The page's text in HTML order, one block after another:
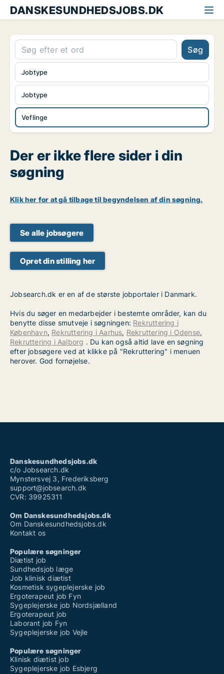
DANSKESUNDHEDSJOBS.DK
Søg
Jobtype
Veflinge
Jobtype
Der er ikke flere sider i din
søgning
Klik her for at gå tilbage til begyndelsen af din søgning.
Se alle jobsøgere
Opret din stilling her
Jobsearch.dk er en af de største jobportaler i Danmark.
Hvis du søger en medarbejder i bestemte områder, kan du
benytte disse smutveje i søgningen: Rekruttering i
København, Rekruttering i Aarhus, Rekruttering i Odense,
Rekruttering i Aalborg . Du kan også altid lave en søgning
efter jobsøgere ved at klikke på "Rekruttering" i menuen
herover. God fornøjelse.
Danskesundhedsjobs.dk
c/o Jobsearch.dk
Mynstersvej 3, Frederiksberg
support@jobsearch.dk
CVR: 39925311
Om Danskesundhedsjobs.dk
Om Danskesundhedsjobs.dk
Kontakt os
Populære søgninger
Diætist job
Sundhedsjob læge
Job klinisk diætist
Kosmetisk sygeplejerske job
Ergoterapeut job Fyn
Sygeplejerske job Nordsjælland
Ergoterapeut job
Laborant job Fyn
Sygeplejerske job Vejle
Populære søgninger
Klinisk diætist job
Sygeplejerske job Esbjerg